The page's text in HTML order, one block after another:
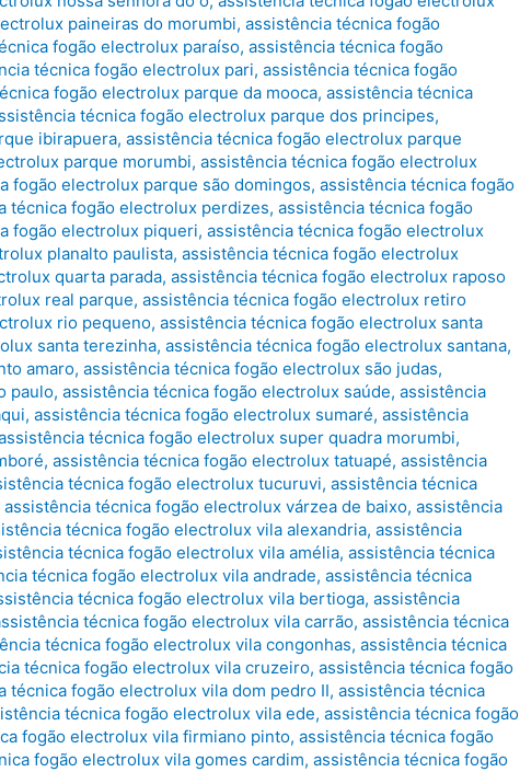
paineiras do morumbi, assistência técnica fogão
fogão electrolux paraíso, assistência técnica fogão
técnica fogão electrolux pari, assistência técnica fogão
fogão electrolux parque da mooca, assistência técnica
técnica fogão electrolux parque dos principes,
ibirapuera, assistência técnica fogão electrolux parque
parque morumbi, assistência técnica fogão electrolux
fogão electrolux parque são domingos, assistência técnica fogão
técnica fogão electrolux perdizes, assistência técnica fogão
fogão electrolux piqueri, assistência técnica fogão electrolux
planalto paulista, assistência técnica fogão electrolux
quarta parada, assistência técnica fogão electrolux raposo
real parque, assistência técnica fogão electrolux retiro
rio pequeno, assistência técnica fogão electrolux santa
santa terezinha, assistência técnica fogão electrolux santana,
amaro, assistência técnica fogão electrolux são judas,
paulo, assistência técnica fogão electrolux saúde, assistência
, assistência técnica fogão electrolux sumaré, assistência
técnica fogão electrolux super quadra morumbi,
, assistência técnica fogão electrolux tatuapé, assistência
técnica fogão electrolux tucuruvi, assistência técnica
assistência técnica fogão electrolux várzea de baixo, assistência
técnica fogão electrolux vila alexandria, assistência
técnica fogão electrolux vila amélia, assistência técnica
técnica fogão electrolux vila andrade, assistência técnica
técnica fogão electrolux vila bertioga, assistência
técnica fogão electrolux vila carrão, assistência técnica
técnica fogão electrolux vila congonhas, assistência técnica
técnica fogão electrolux vila cruzeiro, assistência técnica fogão
técnica fogão electrolux vila dom pedro II, assistência técnica
técnica fogão electrolux vila ede, assistência técnica fogão
fogão electrolux vila firmiano pinto, assistência técnica fogão
fogão electrolux vila gomes cardim, assistência técnica fogão